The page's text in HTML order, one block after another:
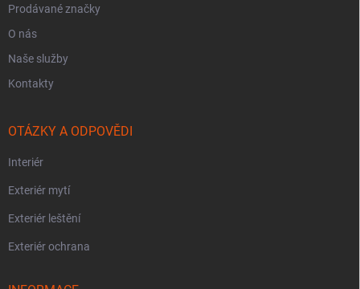
Prodávané značky
O nás
Naše služby
Kontakty
OTÁZKY A ODPOVĚDI
Interiér
Exteriér mytí
Exteriér leštění
Exteriér ochrana